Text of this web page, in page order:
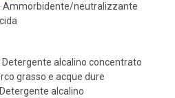
Ammorbidente/neutralizzante
Detergente alcalino concentrato
grasso e acque dure
alcalino